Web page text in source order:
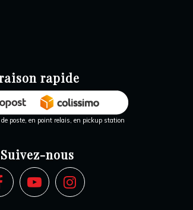
rapide
poste, en point relais, en pickup station
Suivez-nous